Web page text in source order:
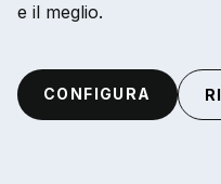
e il meglio.
CONFIGURA